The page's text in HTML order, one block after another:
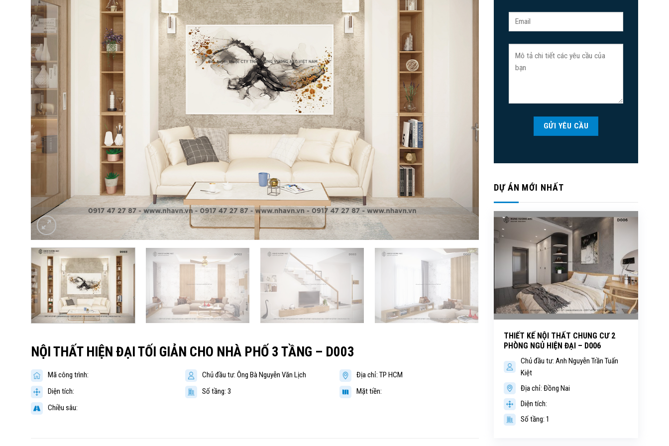
DỰ ÁN MỚI NHẤT
THIẾT KẾ NỘI THẤT CHUNG CƯ 2
PHÒNG NGỦ HIỆN ĐẠI – D006
Chủ đầu tư: Anh Nguyễn Trần Tuấn
Kiệt
Địa chỉ: Đồng Nai
Diện tích:
Số tầng: 1
NỘI THẤT HIỆN ĐẠI TỐI GIẢN CHO NHÀ PHỐ 3 TẦNG – D003
Mã công trình: Chủ đầu tư: Ông Bà Nguyễn Văn Lịch
Địa chỉ: TP HCM
Diện tích:
Số tầng: 3
Mặt tiền:
Chiều sâu: